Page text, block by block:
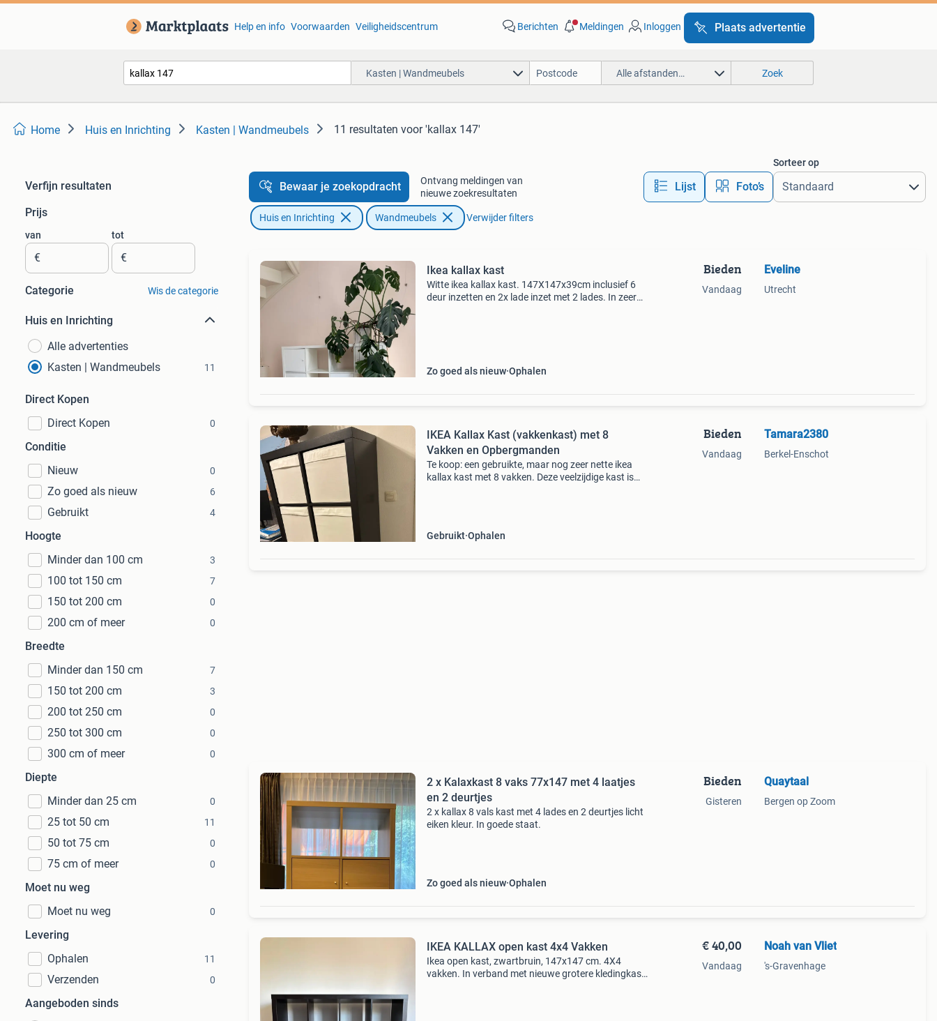
Help en info Voorwaarden Veiligheidscentrum Berichten Meldingen Inloggen Plaats advertentie
Kasten | Wandmeubels Alle afstanden… Zoek
Home Huis en Inrichting Kasten | Wandmeubels 11 resultaten voor 'kallax 147'
Verfijn resultaten
Prijs
van
€
tot
€
Categorie Wis de categorie
Huis en Inrichting
Alle advertenties
Kasten | Wandmeubels
11
Direct Kopen
Direct Kopen
0
Conditie
Nieuw
0
Zo goed als nieuw 6
Gebruikt 4
Hoogte
Minder dan 100 cm
3
100 tot 150 cm 7
150 tot 200 cm 0
200 cm of meer 0
Breedte
Minder dan 150 cm
7
150 tot 200 cm 3
200 tot 250 cm 0
250 tot 300 cm 0
300 cm of meer 0
Diepte
Minder dan 25 cm
0
25 tot 50 cm 11
50 tot 75 cm 0
75 cm of meer 0
Moet nu weg
Moet nu weg
0
Levering
Ophalen
11
Verzenden 0
Aangeboden sinds
Bewaar je zoekopdracht
Ontvang meldingen van
nieuwe zoekresultaten
Lijst Foto’s
Sorteer op
Huis en Inrichting Wandmeubels Verwijder filters
Ikea kallax kast
Witte ikea kallax kast. 147X147x39cm inclusief 6
deur inzetten en 2x lade inzet met 2 lades. In zeer
Zo goed als nieuw Ophalen
Bieden
Vandaag
Eveline
Utrecht
IKEA Kallax Kast (vakkenkast) met 8
Vakken en Opbergmanden
Te koop: een gebruikte, maar nog zeer nette ikea
kallax kast met 8 vakken. Deze veelzijdige kast is
Gebruikt Ophalen
Bieden
Vandaag
Tamara2380
Berkel-Enschot
2 x Kalaxkast 8 vaks 77x147 met 4 laatjes
en 2 deurtjes
2 x kallax 8 vals kast met 4 lades en 2 deurtjes licht
eiken kleur. In goede staat.
Zo goed als nieuw Ophalen
Bieden
Gisteren
Quaytaal
Bergen op Zoom
IKEA KALLAX open kast 4x4 Vakken
Ikea open kast, zwartbruin, 147x147 cm. 4X4
vakken. In verband met nieuwe grotere kledingkast,
€ 40,00
Vandaag
Noah van Vliet
's-Gravenhage